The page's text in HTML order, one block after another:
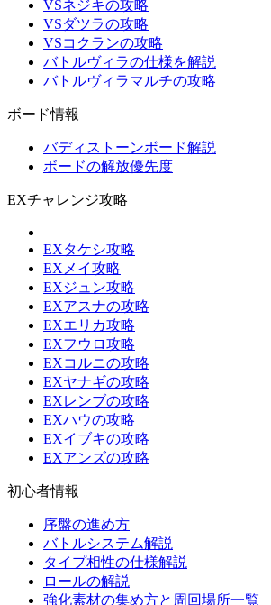
VSネジキの攻略
VSダツラの攻略
VSコクランの攻略
バトルヴィラの仕様を解説
バトルヴィラマルチの攻略
ボード情報
バディストーンボード解説
ボードの解放優先度
EXチャレンジ攻略
EXタケシ攻略
EXメイ攻略
EXジュン攻略
EXアスナの攻略
EXエリカ攻略
EXフウロ攻略
EXコルニの攻略
EXヤナギの攻略
EXレンブの攻略
EXハウの攻略
EXイブキの攻略
EXアンズの攻略
初心者情報
序盤の進め方
バトルシステム解説
タイプ相性の仕様解説
ロールの解説
強化素材の集め方と周回場所一覧